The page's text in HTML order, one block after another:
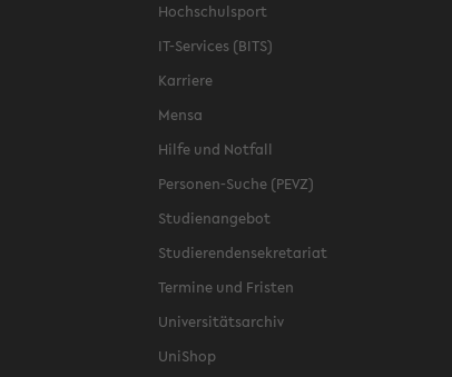
Hochschulsport
IT-Services (BITS)
Karriere
Mensa
Hilfe und Notfall
Personen-Suche (PEVZ)
Studienangebot
Studierendensekretariat
Termine und Fristen
Universitätsarchiv
UniShop